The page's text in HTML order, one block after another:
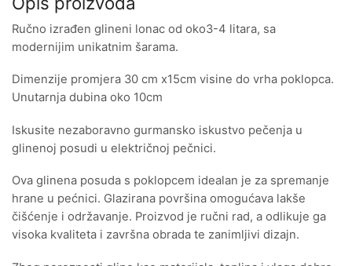
Ručno izrađen glineni lonac od oko3-4 litara, sa
modernijim unikatnim šarama.
Dimenzije promjera 30 cm x15cm visine do vrha poklopca.
Unutarnja dubina oko 10cm
Iskusite nezaboravno gurmansko iskustvo pečenja u
glinenoj posudi u električnoj pečnici.
Ova glinena posuda s poklopcem idealan je za spremanje
hrane u pećnici. Glazirana površina omogućava lakše
čišćenje i održavanje. Proizvod je ručni rad, a odlikuje ga
visoka kvaliteta i završna obrada te zanimljivi dizajn.